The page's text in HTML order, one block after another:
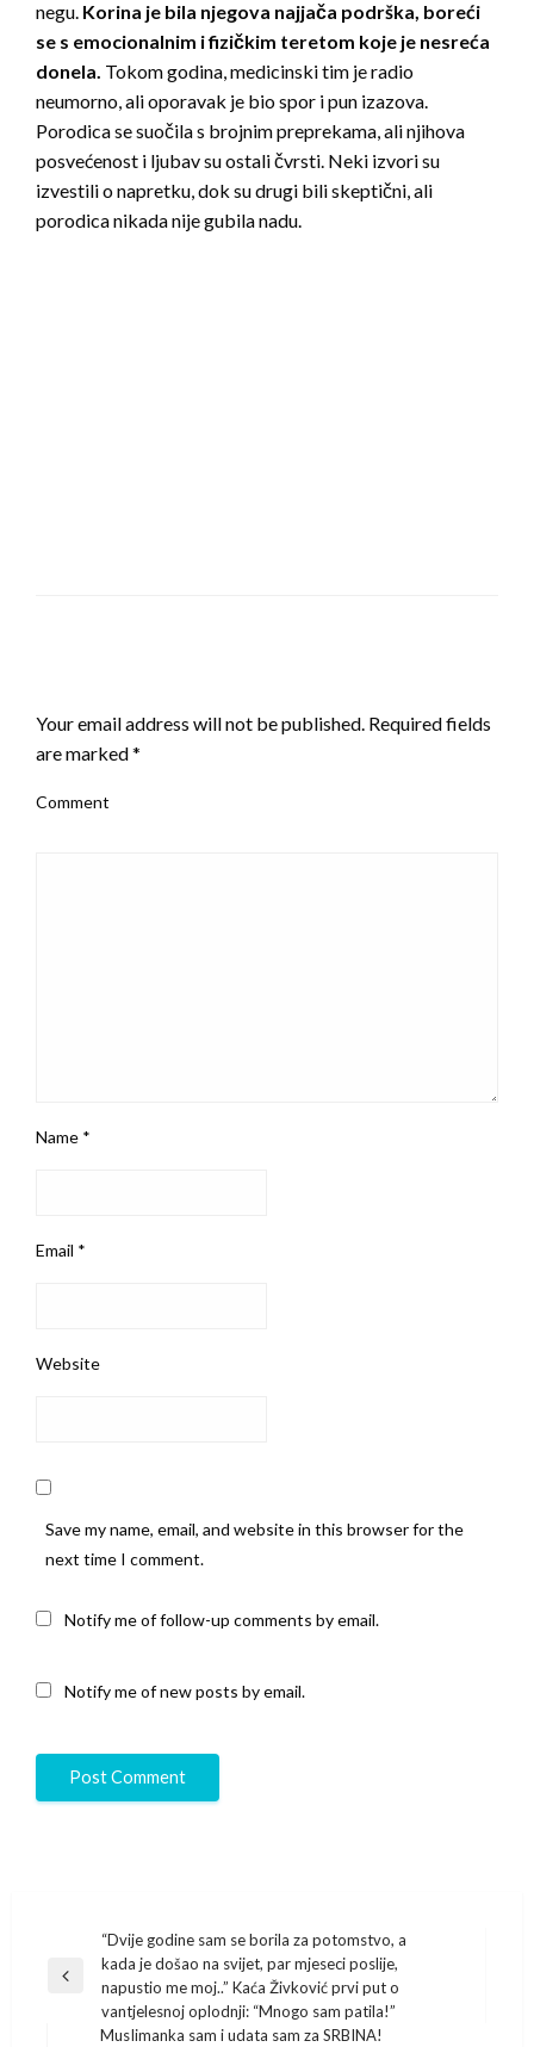
negu. Korina je bila njegova najjača podrška, boreći
se s emocionalnim i fizičkim teretom koje je nesreća
donela. Tokom godina, medicinski tim je radio
neumorno, ali oporavak je bio spor i pun izazova.
Porodica se suočila s brojnim preprekama, ali njihova
posvećenost i ljubav su ostali čvrsti. Neki izvori su
izvestili o napretku, dok su drugi bili skeptični, ali
porodica nikada nije gubila nadu.
Your email address will not be published. Required fields
are marked*
Comment
Name *
Email *
Website
Save my name, email, and website in this browser for the
next time I comment.
Notify me of follow-up comments by email.
Notify me of new posts by email.
navigation
Previous
“Dvije godine sam se borila za potomstvo, a
kada je došao na svijet, par mjeseci poslije,
napustio me moj..” Kaća Živković prvi put o
vantjelesnoj oplodnji: “Mnogo sam patila!”
MusIimanka sam i udata sam za SRBINA!